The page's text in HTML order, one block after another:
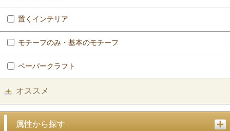
置くインテリア
モチーフのみ・基本のモチーフ
ペーパークラフト
オススメ
属性から探す